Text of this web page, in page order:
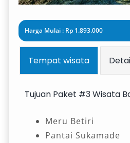
Harga Mulai : Rp 1.893.000
Tempat wisata
Tujuan Paket #3 Wisata
Meru Betiri
Pantai Sukamade